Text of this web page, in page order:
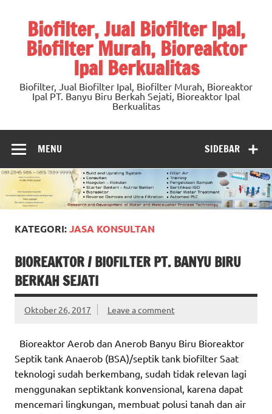
contentBiofilter, Jual Biofilter Ipal,
Biofilter Murah, Bioreaktor
Ipal Berkualitas
Biofilter, Jual Biofilter Ipal, Biofilter Murah, Bioreaktor
Ipal PT. Banyu Biru Berkah Sejati, Bioreaktor Ipal
Berkualitas
SIDEBAR
MENU
KATEGORI:JASA KONSULTAN
BIOREAKTOR / BIOFILTER PT. BANYU BIRU
BERKAH SEJATI
Oktober 26, 2017 Leave a comment
Bioreaktor Aerob dan Anerob Banyu Biru Bioreaktor
Septik tank Anaerob (BSA)/septik tank biofilter Saat
teknologi sudah berkembang, sudah tidak relevan lagi
menggunakan septiktank konvensional, karena dapat
mencemari lingkungan, membuat polusi tanah dan air